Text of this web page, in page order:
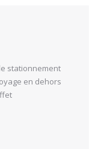
stationnement
en dehors